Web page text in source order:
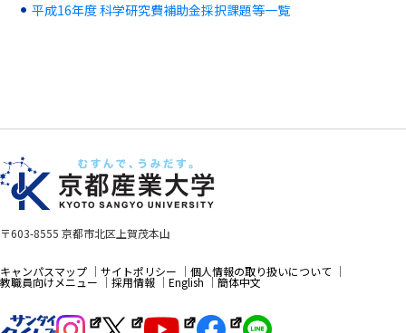
平成16年度 科学研究費補助金採択課題等一覧
〒603-8555 京都市北区上賀茂本山
キャンパスマップ サイトポリシー 個人情報の取り扱いについて
教職員向けメニュー 採用情報 English 簡体中文